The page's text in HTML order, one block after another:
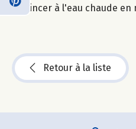
Rincer à l'eau chaude
Retour à la liste